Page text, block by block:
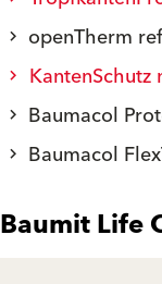
openTherm
Baumacol
Baumacol
Baumit Life